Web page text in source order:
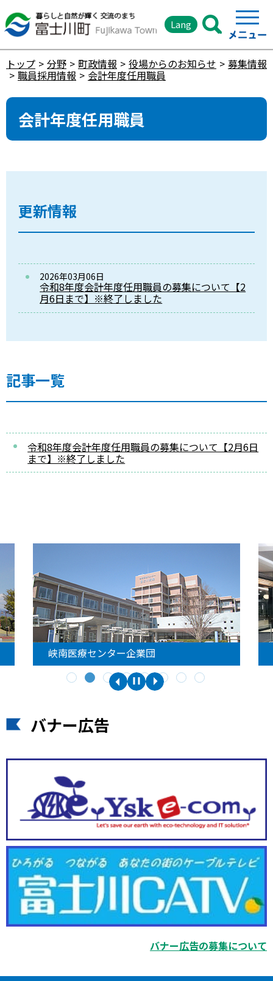
Lang
トップ 分野 町政情報 役場からのお知らせ 募集情報
職員採用情報 会計年度任用職員
会計年度任用職員
更新情報
2026年03月06日
令和8年度会計年度任用職員の募集について【2
月6日まで】※終了しました
記事一覧
令和8年度会計年度任用職員の募集について【2月6日
まで】※終了しました
峡南医療センター企業団
バナー広告
バナー広告の募集について